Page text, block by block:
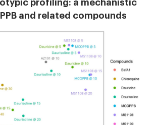
profiling: a mechanistic
and related compounds